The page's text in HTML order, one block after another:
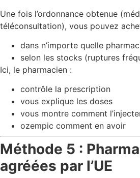
Une fois l’ordonnance obtenue
téléconsultation), vous pouvez
dans n’importe quelle
selon les stocks (ruptures
Ici, le pharmacien :
contrôle la prescription
vous explique les doses
vous montre comment
ozempic comment en avoir
Méthode 5 :
agréées par l’UE